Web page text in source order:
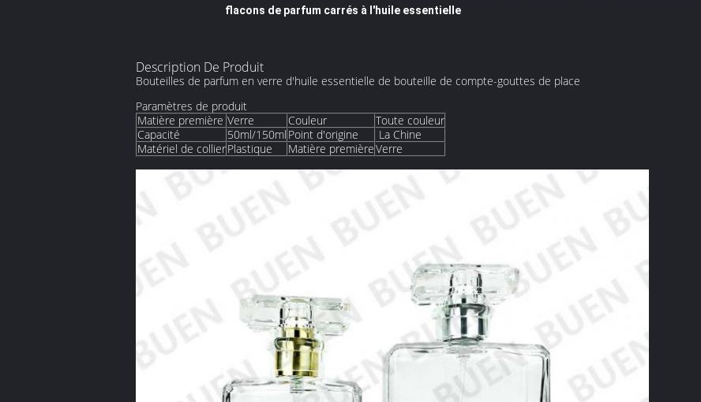
flacons de parfum carrés à l'huile essentielle
Description De Produit
Bouteilles de parfum en verre d'huile essentielle de bouteille de compte-gouttes de place
Paramètres de produit
Matière première Verre Couleur
Toute couleur
Capacité
50ml/150ml Point d'origine
La Chine
Matériel de collierPlastique Matière premièreVerre